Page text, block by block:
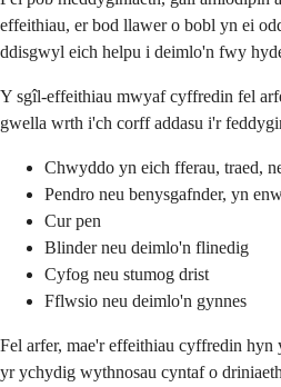
effeithiau, er bod llawer o bobl yn ei
ddisgwyl eich helpu i deimlo'n fwy
Y sgîl-effeithiau mwyaf cyffredin fel
gwella wrth i'ch corff addasu i'r
Chwyddo yn eich fferau, traed,
Pendro neu benysgafnder, yn
Cur pen
Blinder neu deimlo'n flinedig
Cyfog neu stumog drist
Fflwsio neu deimlo'n gynnes
Fel arfer, mae'r effeithiau cyffredin
yr ychydig wythnosau cyntaf o